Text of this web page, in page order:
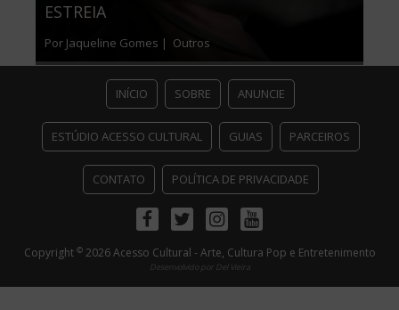
ESTREIA
Por Jaqueline Gomes | Outros
INÍCIO SOBRE ANUNCIE
ESTÚDIO ACESSO CULTURAL GUIAS PARCEIROS
CONTATO POLÍTICA DE PRIVACIDADE
FacebookTwitterInstagramYoutube
Copyright ©2026 Acesso Cultural - Arte, Cultura Pop e Entretenimento
Desenvolvido por Del Vieira